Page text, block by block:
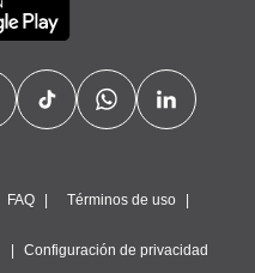
FAQ Términos de uso
Configuración de privacidad